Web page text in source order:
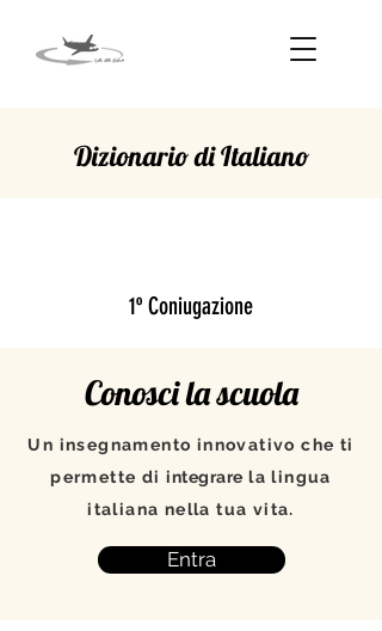
Dizionario di Italiano
1º Coniugazione
Conosci la scuola
Un insegnamento innovativo che ti
permette diintegrare la lingua
italiana nella tua vita.
Entra